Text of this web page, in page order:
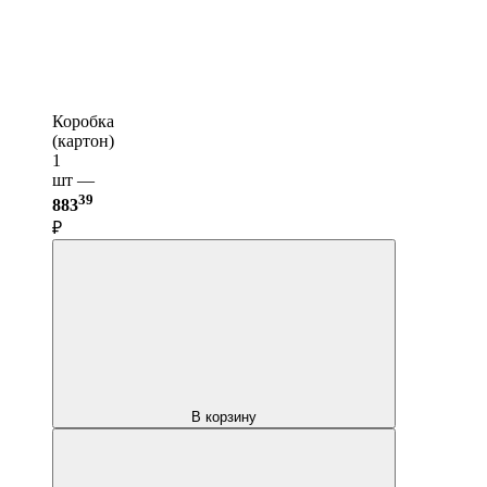
Коробка
(картон)
1
шт —
88339
₽
В корзину